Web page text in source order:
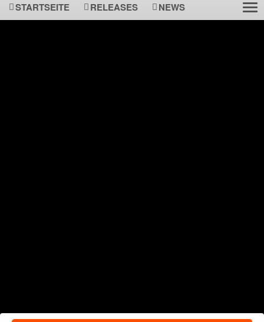
STARTSEITE RELEASES NEWS